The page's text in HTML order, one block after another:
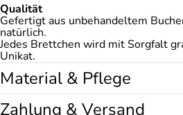
Qualität
Gefertigt aus unbehandeltem
natürlich.
Jedes Brettchen wird mit Sorgfalt
Unikat.
Material & Pflege
Zahlung & Versand